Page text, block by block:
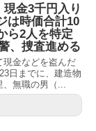
金3千円入り
は時価合計10
ら2人を特定
、捜査進める
現金などを盗んだ
日までに、建造物
、無職の男（...